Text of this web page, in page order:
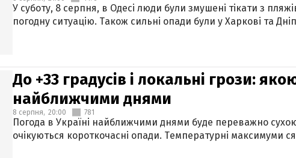
У суботу, 8 серпня, в Одесі люди були змушені тікати з
погодну ситуацію. Також сильні опади були у Харкові та
До +33 градусів і локальні грози:
найближчими днями
8 серпня, 20:00 781
Погода в Україні найближчими днями буде переважно
очікуються короткочасні опади. Температурні максимуми